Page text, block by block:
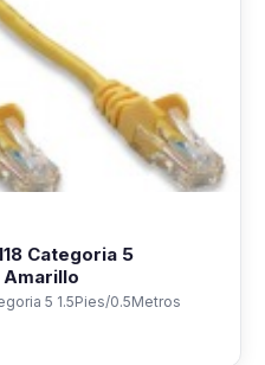
Categoria 5
5 1.5Pies/0.5Metros